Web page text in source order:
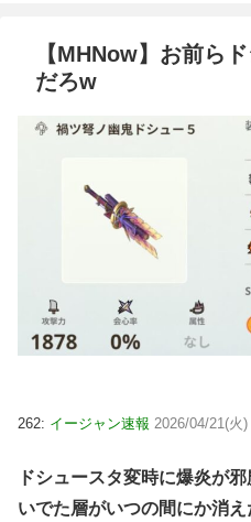
【MHNow】お前ら
だろw
262: イージャン速報 2026/04/21(火
ドシュースタ変時に爆炎が
いでた層がいつの間にか消え